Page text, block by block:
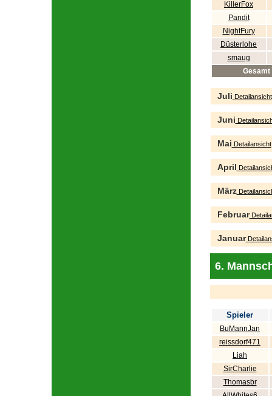
KillerFox
Pandit
NightFury
Düsterlohe
smaug
Gesamt
Juli Detailansicht
Juni
Mai Detailansicht
April
März
Februar
Januar
6.
Spieler
BuMannJan
reissdorf471
Liah
SirCharlie
Thomasbr